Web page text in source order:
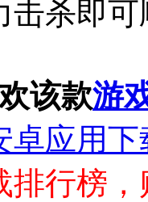
击杀即
该款游
卓应用下
排行榜